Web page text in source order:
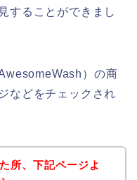
することができまし
）の商
などをチェックされ
所、下記ページよ